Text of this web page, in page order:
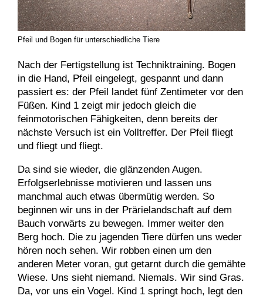
Pfeil und Bogen für unterschiedliche Tiere
Nach der Fertigstellung ist Techniktraining. Bogen
in die Hand, Pfeil eingelegt, gespannt und dann
passiert es: der Pfeil landet fünf Zentimeter vor den
Füßen. Kind 1 zeigt mir jedoch gleich die
feinmotorischen Fähigkeiten, denn bereits der
nächste Versuch ist ein Volltreffer. Der Pfeil fliegt
und fliegt und fliegt.
Da sind sie wieder, die glänzenden Augen.
Erfolgserlebnisse motivieren und lassen uns
manchmal auch etwas übermütig werden. So
beginnen wir uns in der Prärielandschaft auf dem
Bauch vorwärts zu bewegen. Immer weiter den
Berg hoch. Die zu jagenden Tiere dürfen uns weder
hören noch sehen. Wir robben einen um den
anderen Meter voran, gut getarnt durch die gemähte
Wiese. Uns sieht niemand. Niemals. Wir sind Gras.
Da, vor uns ein Vogel. Kind 1 springt hoch, legt den